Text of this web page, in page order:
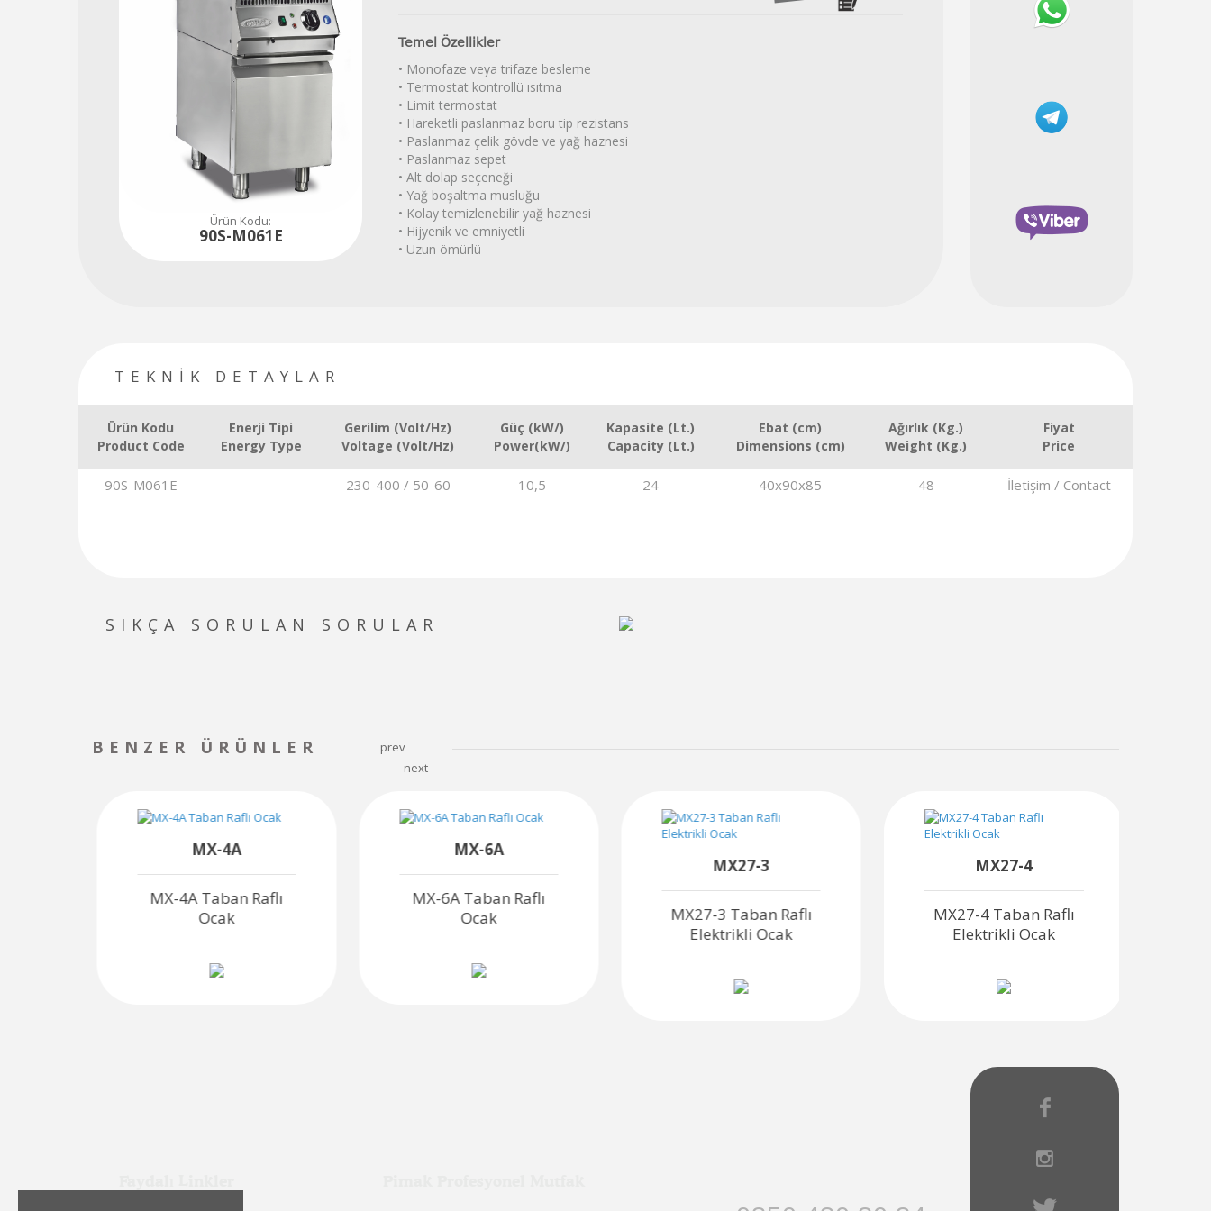
Ürün Kodu:
90S-M061E
Temel Özellikler
• Monofaze veya trifaze besleme
• Termostat kontrollü ısıtma
• Limit termostat
• Hareketli paslanmaz boru tip rezistans
• Paslanmaz çelik gövde ve yağ haznesi
• Paslanmaz sepet
• Alt dolap seçeneği
• Yağ boşaltma musluğu
• Kolay temizlenebilir yağ haznesi
• Hijyenik ve emniyetli
• Uzun ömürlü
TEKNİK DETAYLAR
Ürün Kodu
Product Code
Enerji Tipi
Energy Type
Gerilim (Volt/Hz)
Voltage (Volt/Hz)
Güç (kW/)
Power(kW/)
Kapasite (Lt.)
Capacity (Lt.)
Ebat (cm)
Dimensions (cm)
Ağırlık (Kg.)
Weight (Kg.)
Fiyat
Price
90S-M061E 230-400 / 50-60 10,5 24 40x90x85 48 İletişim / Contact
SIKÇA SORULAN SORULAR
BENZER ÜRÜNLER
MX-4A
MX-4A Taban Raflı
Ocak
MX-6A
MX-6A Taban Raflı
Ocak
MX27-3
MX27-3 Taban Raflı
Elektrikli Ocak
MX27-4
MX27-4 Taban Raflı
Elektrikli Ocak
prev
next